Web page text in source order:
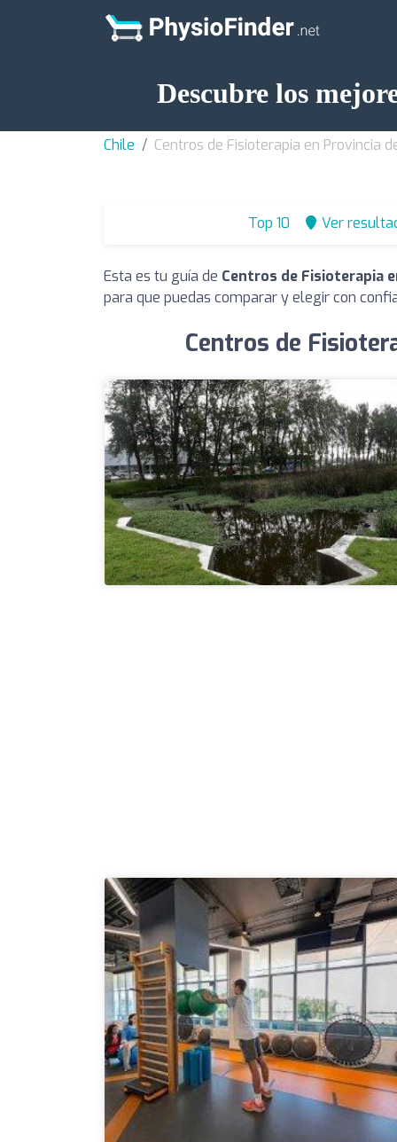
Descubre los
Chile Centros de Fisioterapia en Provincia
Top 10 Ver
Esta es tu guía de Centros de Fisioterapia
para que puedas comparar y elegir con
Centros de